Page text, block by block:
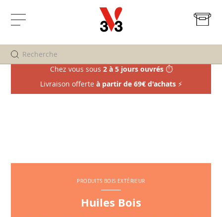
Affichage
navigation
Chez vous sous 2 à 5 jours ouvrés ⏱️
Livraison offerte à partir de 69€ d'achats ⚡
PRODUITS BOIS EXTÉRIEUR
Huiles Bois